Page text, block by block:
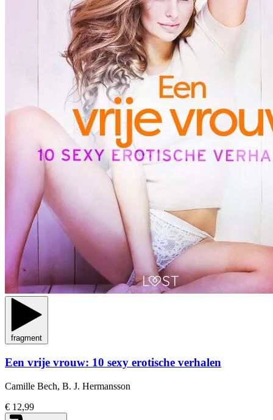
fragment
Een vrije vrouw: 10 sexy erotische verhalen
Camille Bech, B. J. Hermansson
€ 12,99